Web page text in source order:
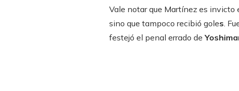
Vale notar que Martínez es invicto
sino que tampoco recibió goles.
festejó el penal errado de